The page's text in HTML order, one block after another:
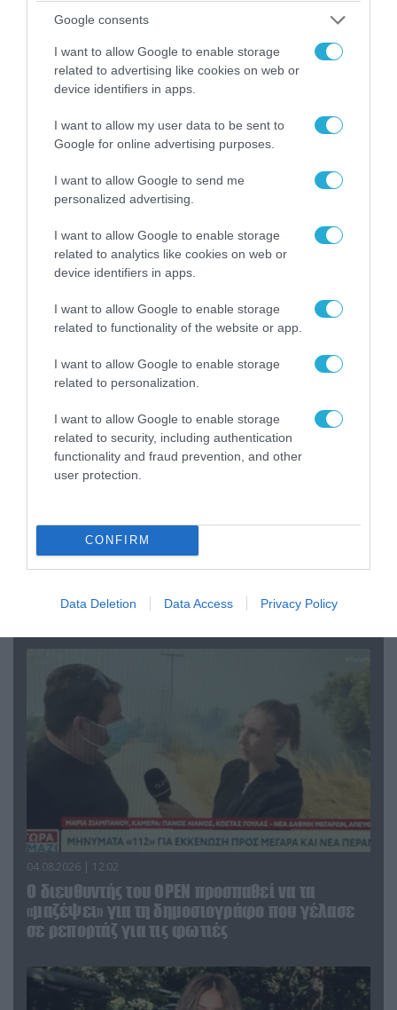
Google consents
I want to allow Google to enable storage
related to advertising like cookies on web or
device identifiers in apps.
I want to allow my user data to be sent to
Google for online advertising purposes.
I want to allow Google to send me
personalized advertising.
I want to allow Google to enable storage
related to analytics like cookies on web or
device identifiers in apps.
I want to allow Google to enable storage
related to functionality of the website or app.
I want to allow Google to enable storage
related to personalization.
I want to allow Google to enable storage
related to security, including authentication
functionality and fraud prevention, and other
user protection.
CONFIRM
Data Deletion Data Access Privacy Policy
04.08.2026 | 15:02
Αυτή την ώρα το τελευταίο «αντίο» στον πρώην
04.08.2026 | 13:02
Η ανακοίνωση του Πανελλήνιου Σωματείου
Πυροσβεστών για την δημοσιογράφο του OPEN
που γέλασε στη φωτιά
04.08.2026 | 12:02
O διευθυντής του OPEN προσπαθεί να τα
«μαζέψει» για τη δημοσιογράφο που γέλασε
σε ρεπορτάζ για τις φωτιές